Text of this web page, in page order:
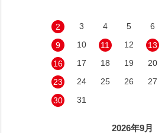
2
3 4 5 6
9
10 11 12 13
16
17 18 19 20
23
24 25 26 27
30
31
2026年9月